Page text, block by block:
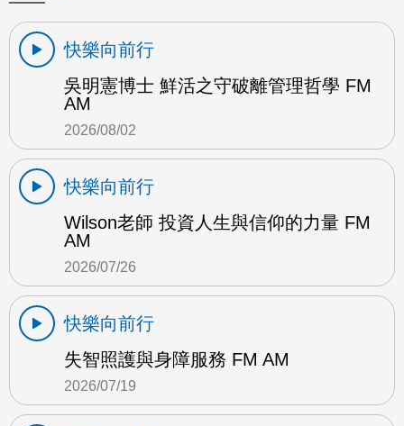
快樂向前行
吳明憲博士 鮮活之守破離管理哲學 FM
AM
2026/08/02
快樂向前行
Wilson老師 投資人生與信仰的力量 FM
AM
2026/07/26
快樂向前行
失智照護與身障服務 FM AM
2026/07/19